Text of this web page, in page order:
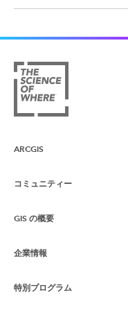
ARCGIS
ArcGIS の概要
マッピング
コミュニティー
Esri Community
ArcGIS ブログ
GIS の概要
GIS とは
ロケーション インテリジェンス
企業情報
Esri について
特別プログラム